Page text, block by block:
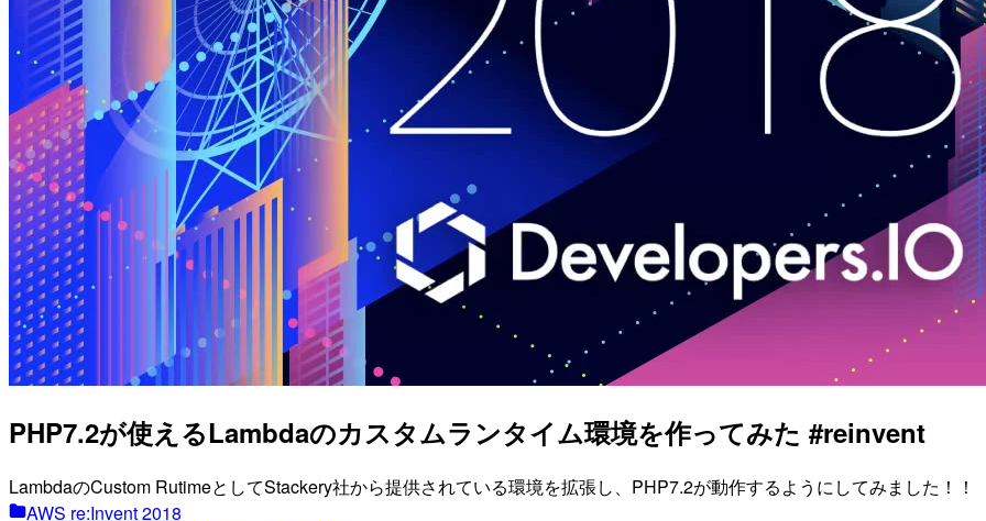
PHP7.2が使えるLambdaのカスタムランタイム環境を作ってみた #reinvent
LambdaのCustom RutimeとしてStackery社から提供されている環境を拡張し、PHP7.2が動作するようにしてみました！！
AWS re:Invent 2018